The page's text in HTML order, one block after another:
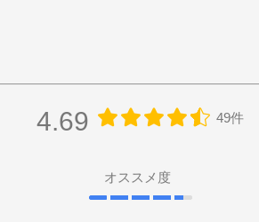
4.69 49件
オススメ度